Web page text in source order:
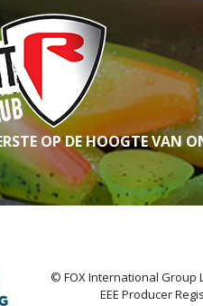
OP DE HOOGTE VAN
© FOX International Group
EEE Producer